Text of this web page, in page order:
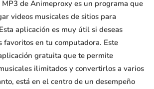
MP3 de Animeproxy es un programa que
videos musicales de sitios para
aplicación es muy útil si deseas
favoritos en tu computadora. Este
gratuita que te permite
ilimitados y convertirlos a varios
está en el centro de un desempeño